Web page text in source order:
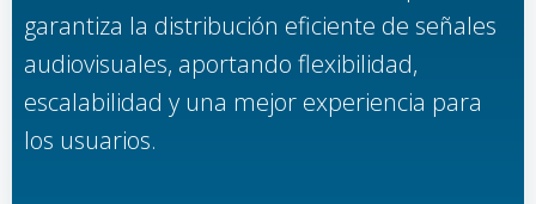
garantiza la distribución eficiente de señales
audiovisuales, aportando flexibilidad,
escalabilidad y una mejor experiencia para
los usuarios.